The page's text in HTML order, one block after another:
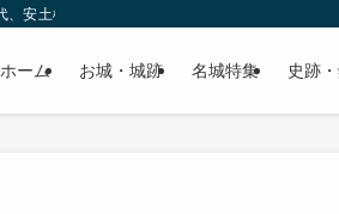
安土桃山時代（戦国時代）、江戸時代と幅広く
ホーム お城・城跡 名城特集 史跡